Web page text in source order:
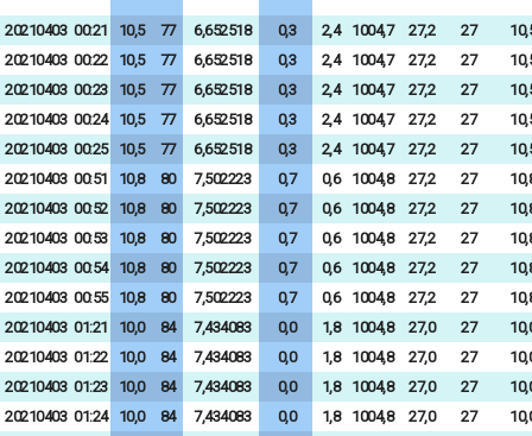
20210403 00:21 10,5 77 6,652518 0,3 2,4 1004,7 27,2 27
20210403 00:22 10,5 77 6,652518 0,3 2,4 1004,7 27,2 27
20210403 00:23 10,5 77 6,652518 0,3 2,4 1004,7 27,2 27
20210403 00:24 10,5 77 6,652518 0,3 2,4 1004,7 27,2 27
20210403 00:25 10,5 77 6,652518 0,3 2,4 1004,7 27,2 27
20210403 00:51 10,8 80 7,502223 0,7 0,6 1004,8 27,2 27
20210403 00:52 10,8 80 7,502223 0,7 0,6 1004,8 27,2 27
20210403 00:53 10,8 80 7,502223 0,7 0,6 1004,8 27,2 27
20210403 00:54 10,8 80 7,502223 0,7 0,6 1004,8 27,2 27
20210403 00:55 10,8 80 7,502223 0,7 0,6 1004,8 27,2 27
20210403 01:21 10,0 84 7,434083 0,0 1,8 1004,8 27,0 27
20210403 01:22 10,0 84 7,434083 0,0 1,8 1004,8 27,0 27
20210403 01:23 10,0 84 7,434083 0,0 1,8 1004,8 27,0 27
20210403 01:24 10,0 84 7,434083 0,0 1,8 1004,8 27,0 27